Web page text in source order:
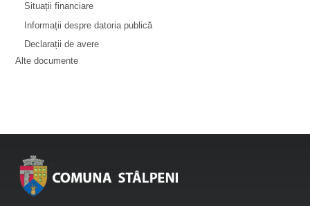
Situații financiare
Informații despre datoria publică
Declarații de avere
Alte documente